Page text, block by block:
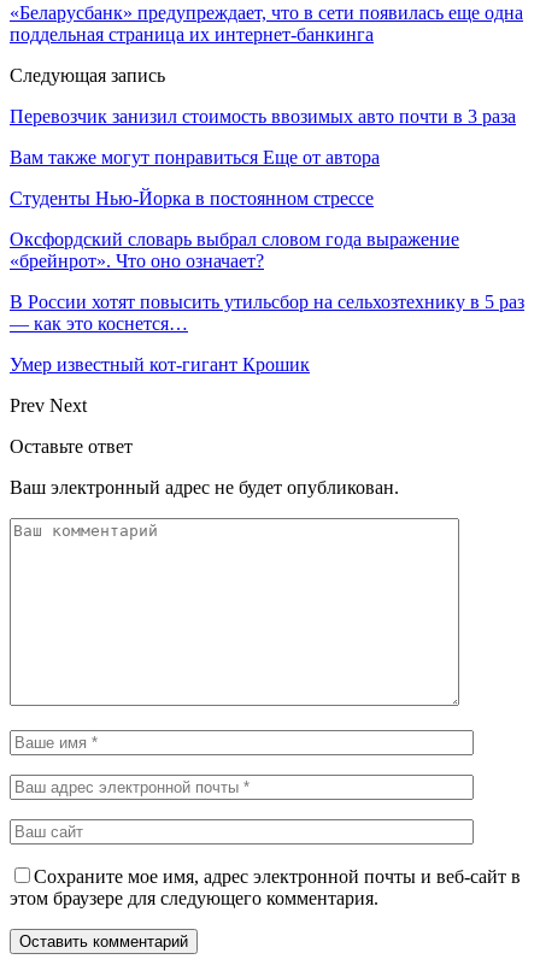
«Беларусбанк» предупреждает, что в сети появилась еще одна
поддельная страница их интернет-банкинга
Следующая запись
Перевозчик занизил стоимость ввозимых авто почти в 3 раза
Вам также могут понравиться Еще от автора
Студенты Нью-Йорка в постоянном стрессе
Оксфордский словарь выбрал словом года выражение
«брейнрот». Что оно означает?
В России хотят повысить утильсбор на сельхозтехнику в 5 раз
— как это коснется…
Умер известный кот-гигант Крошик
Prev Next
Оставьте ответ
Ваш электронный адрес не будет опубликован.
Сохраните мое имя, адрес электронной почты и веб-сайт в
этом браузере для следующего комментария.